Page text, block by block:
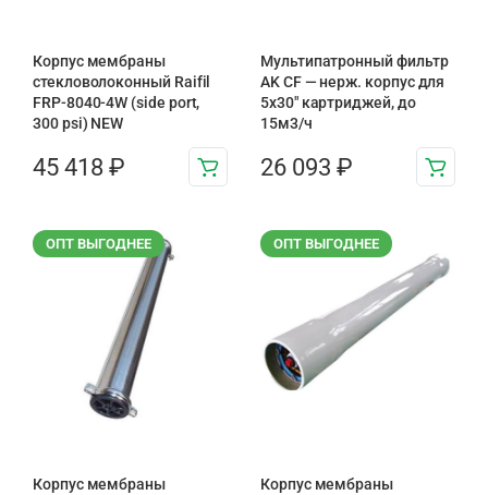
Корпус мембраны
стекловолоконный Raifil
FRP-8040-4W (side port,
300 psi) NEW
45 418 ₽
Мультипатронный фильтр
AK CF — нерж. корпус для
5х30″ картриджей, до
15м3/ч
26 093 ₽
ОПТ ВЫГОДНЕЕ
Корпус мембраны
ОПТ ВЫГОДНЕЕ
Корпус мембраны